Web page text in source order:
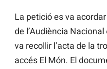
La petició es va
de l’Audiència
va recollir l’acta de la
accés El Món. El